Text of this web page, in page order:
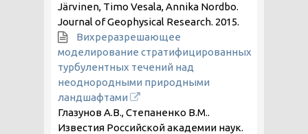
Järvinen, Timo Vesala, Annika Nordbo.
Journal of Geophysical Research. 2015.
Вихреразрешающее
моделирование стратифицированных
турбулентных течений над
неоднородными природными
ландшафтами
Глазунов А.В., Степаненко В.М..
Известия Российской академии наук.